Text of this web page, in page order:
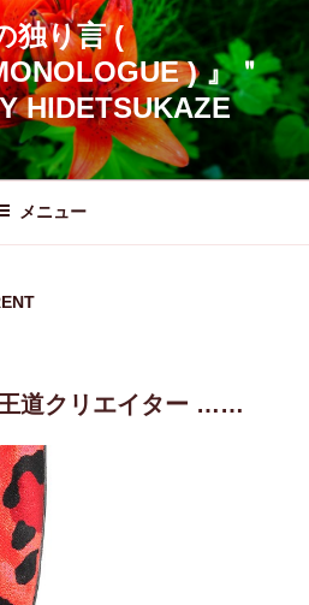
独り言 (
) 』＂
HIDETSUKAZE
メニュー
道クリエイター ……